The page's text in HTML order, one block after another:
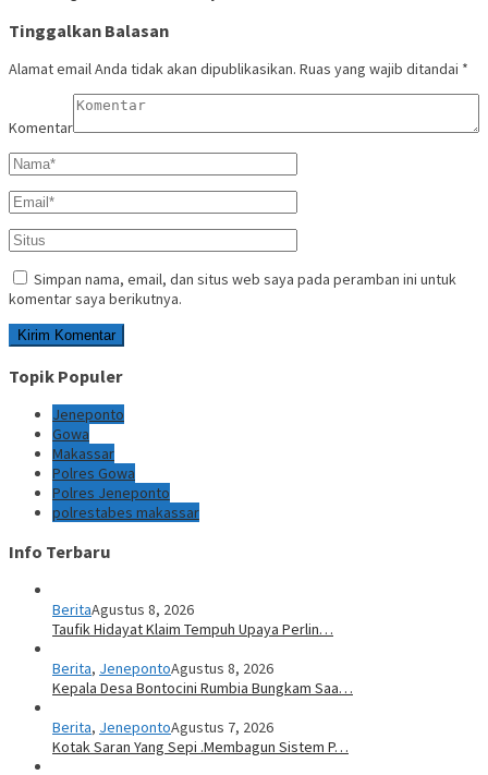
Tinggalkan Balasan
Alamat email Anda tidak akan dipublikasikan. Ruas yang wajib ditandai *
Komentar
Simpan nama, email, dan situs web saya pada peramban ini untuk
komentar saya berikutnya.
Topik Populer
Jeneponto
Gowa
Makassar
Polres Gowa
Polres Jeneponto
polrestabes makassar
Info Terbaru
BeritaAgustus 8, 2026
Taufik Hidayat Klaim Tempuh Upaya Perlin…
Berita, JenepontoAgustus 8, 2026
Kepala Desa Bontocini Rumbia Bungkam Saa…
Berita, JenepontoAgustus 7, 2026
Kotak Saran Yang Sepi .Membagun Sistem P…